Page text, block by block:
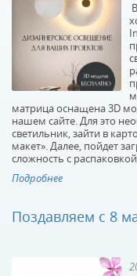
матрица оснащена 3D
нашем сайте. Для это
светильник, зайти в
макет». Далее, пойдет
сложность с
Подробнее
Поздавляем с 8